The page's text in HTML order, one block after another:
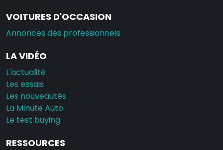
VOITURES D'OCCASION
Annonces des professionnels
LA VIDÉO
L'actualité
Les essais
Les nouveautés
La Minute Auto
Le test buying
RESSOURCES